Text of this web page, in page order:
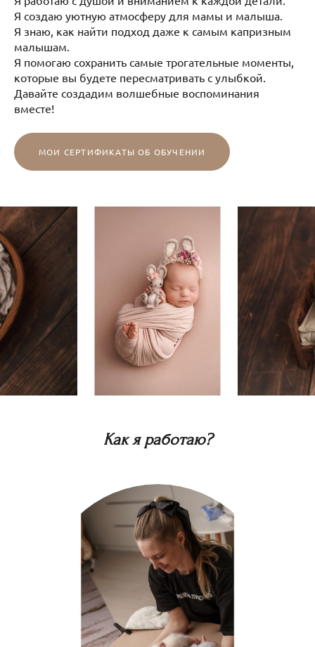
Я создаю уютную атмосферу для мамы и малыша.
Я знаю, как найти подход даже к самым капризным
малышам.
Я помогаю сохранить самые трогательные моменты,
которые вы будете пересматривать с улыбкой.
Давайте создадим волшебные воспоминания
вместе!
МОИ СЕРТИФИКАТЫ ОБ ОБУЧЕНИИ
Как я работаю?